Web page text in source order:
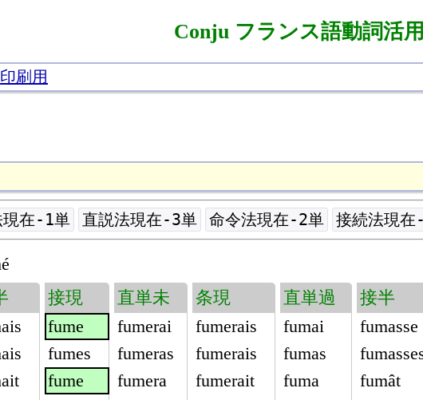
Conju フランス語動詞活
印刷用
現在-1単 直説法現在-3単 命令法現在-2単 接続法現
接現
fume
fumes
fume
直単未
fumerai
fumeras
fumera
条現
fumerais
fumerais
fumerait
直単過
fumai
fumas
fuma
接半
fumasse
fumât